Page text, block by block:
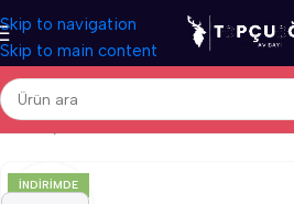
Skip to navigation
Skip to main content
Ana Sayfa/Av Tüfekleri/İthal Av
İNDIRIMDE